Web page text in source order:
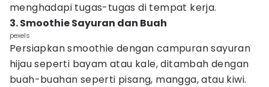
menghadapi tugas-tugas di tempat kerja.
3. Smoothie Sayuran dan Buah
pexels
Persiapkan smoothie dengan campuran sayuran
hijau seperti bayam atau kale, ditambah dengan
buah-buahan seperti pisang, mangga, atau kiwi.